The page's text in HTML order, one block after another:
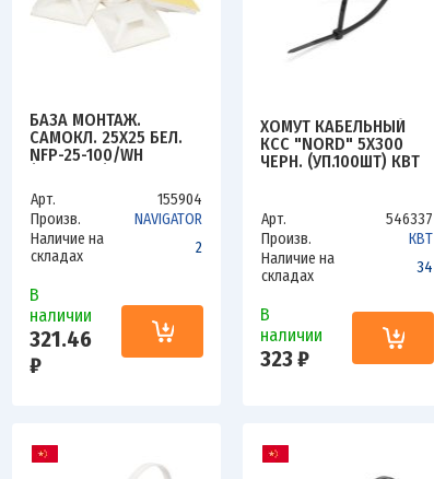
БАЗА МОНТАЖ.
САМОКЛ. 25Х25 БЕЛ.
NFP-25-100/WH
4670004710623
Арт.
155904
Произв.
NAVIGATOR
Наличие на
складах
2
В
наличии
321.46
₽
ХОМУТ КАБЕЛЬНЫЙ
КСС "NORD" 5Х300
ЧЕРН. (УП.100ШТ) КВТ
Арт.
546337
Произв.
КВТ
Наличие на
складах
34
В
наличии
323 ₽